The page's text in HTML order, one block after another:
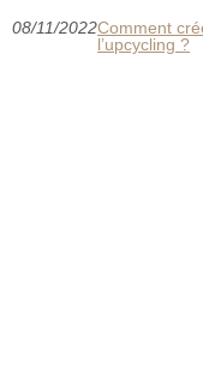
08/11/2022Comment
l’upcycling ?